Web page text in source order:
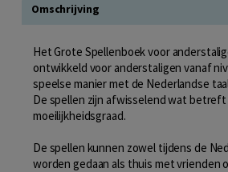
Omschrijving
Het Grote Spellenboek voor
ontwikkeld voor anderstaligen vanaf
speelse manier met de Nederlandse
De spellen zijn afwisselend wat betreft
moeilijkheidsgraad.
De spellen kunnen zowel tijdens de
worden gedaan als thuis met vrienden